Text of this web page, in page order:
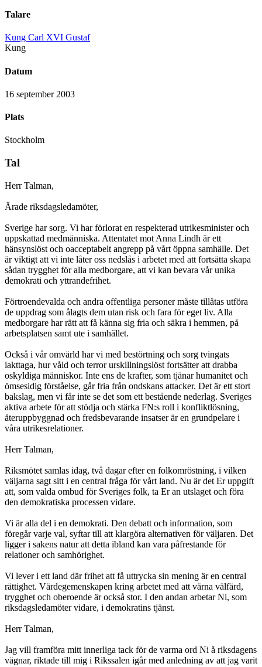
Talare
Kung Carl XVI Gustaf
Kung
Datum
16 september 2003
Plats
Stockholm
Tal
Herr Talman,
Ärade riksdagsledamöter,
Sverige har sorg. Vi har förlorat en respekterad utrikesminister och
uppskattad medmänniska. Attentatet mot Anna Lindh är ett
hänsynslöst och oacceptabelt angrepp på vårt öppna samhälle. Det
är viktigt att vi inte låter oss nedslås i arbetet med att fortsätta skapa
sådan trygghet för alla medborgare, att vi kan bevara vår unika
demokrati och yttrandefrihet.
Förtroendevalda och andra offentliga personer måste tillåtas utföra
de uppdrag som ålagts dem utan risk och fara för eget liv. Alla
medborgare har rätt att få känna sig fria och säkra i hemmen, på
arbetsplatsen samt ute i samhället.
Också i vår omvärld har vi med bestörtning och sorg tvingats
iakttaga, hur våld och terror urskillningslöst fortsätter att drabba
oskyldiga människor. Inte ens de krafter, som tjänar humanitet och
ömsesidig förståelse, går fria från ondskans attacker. Det är ett stort
bakslag, men vi får inte se det som ett bestående nederlag. Sveriges
aktiva arbete för att stödja och stärka FN:s roll i konfliktlösning,
återuppbyggnad och fredsbevarande insatser är en grundpelare i
våra utrikesrelationer.
Herr Talman,
Riksmötet samlas idag, två dagar efter en folkomröstning, i vilken
väljarna sagt sitt i en central fråga för vårt land. Nu är det Er uppgift
att, som valda ombud för Sveriges folk, ta Er an utslaget och föra
den demokratiska processen vidare.
Vi är alla del i en demokrati. Den debatt och information, som
föregår varje val, syftar till att klargöra alternativen för väljaren. Det
ligger i sakens natur att detta ibland kan vara påfrestande för
relationer och samhörighet.
Vi lever i ett land där frihet att få uttrycka sin mening är en central
rättighet. Värdegemenskapen kring arbetet med att värna välfärd,
trygghet och oberoende är också stor. I den andan arbetar Ni, som
riksdagsledamöter vidare, i demokratins tjänst.
Herr Talman,
Jag vill framföra mitt innerliga tack för de varma ord Ni å riksdagens
vägnar, riktade till mig i Rikssalen igår med anledning av att jag varit